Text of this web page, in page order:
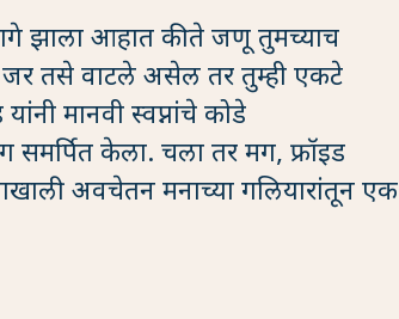
झाला आहात की ते जणू तुमच्याच
तसे वाटले असेल तर तुम्ही एकटे
मानवी स्वप्नांचे कोडे
समर्पित केला. चला तर मग, फ्रॉइड
अवचेतन मनाच्या गलियारांतून एक